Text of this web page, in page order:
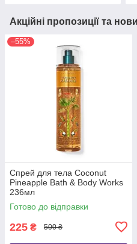
Акційні пропозиції та
–55%
Спрей для тела Coconut
Pineapple Bath & Body Works
236мл
Готово до відправки
225 ₴ 500 ₴